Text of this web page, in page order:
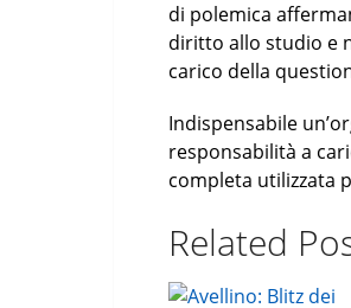
di polemica
diritto allo studio e
carico della
Indispensabile
responsabilità a
completa utilizzata
Related